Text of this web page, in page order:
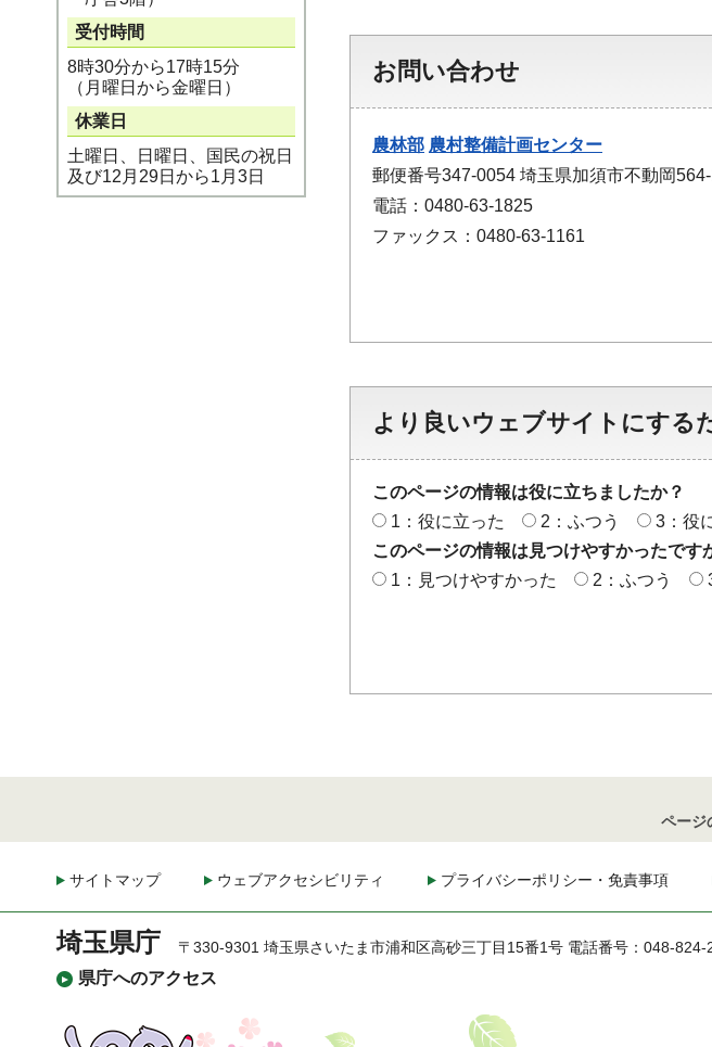
受付時間
8時30分から17時15分
（月曜日から金曜日）
休業日
土曜日、日曜日、国民の祝日
及び12月29日から1月3日
お問い合わせ
農林部 農村整備計画センター
郵便番号347-0054 埼玉県加須市不動岡
電話：0480-63-1825
ファックス：0480-63-1161
より良いウェブサイトにする
このページの情報は役に立ちましたか？
1：役に立った
2：ふつう
3：役
このページの情報は見つけやすかったです
1：見つけやすかった
2：ふつう
ページ
サイトマップ ウェブアクセシビリティ プライバシーポリシー・免責事項
埼玉県庁
県庁へのアクセス
〒330-9301 埼玉県さいたま市浦和区高砂三丁目15番1号 電話番号：048-824-